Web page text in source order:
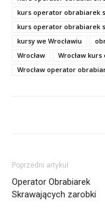
kurs operator obrabiarek
kurs operator obrabiarek
kursy we Wrocławiu
Wrocław
Wrocław
Wrocław operator
Poprzedni artykuł
Operator Obrabiarek
Skrawających zarobki